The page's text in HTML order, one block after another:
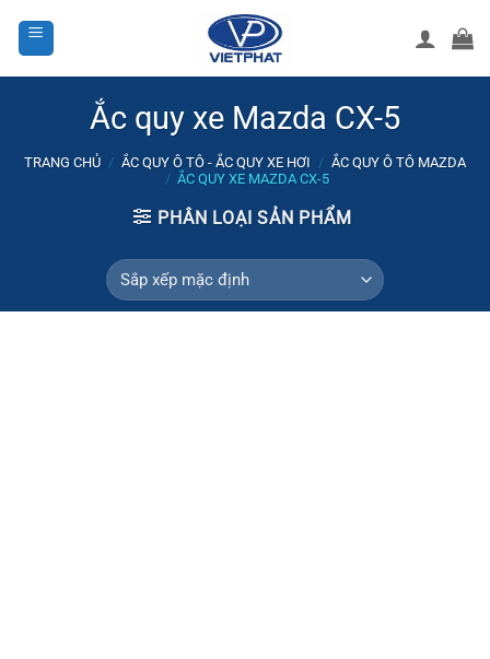
Ắc quy xe Mazda CX-5
TRANG CHỦ / ẮC QUY Ô TÔ - ẮC QUY XE HƠI / ẮC QUY Ô TÔ MAZDA
/ ẮC QUY XE MAZDA CX-5
PHÂN LOẠI SẢN PHẨM